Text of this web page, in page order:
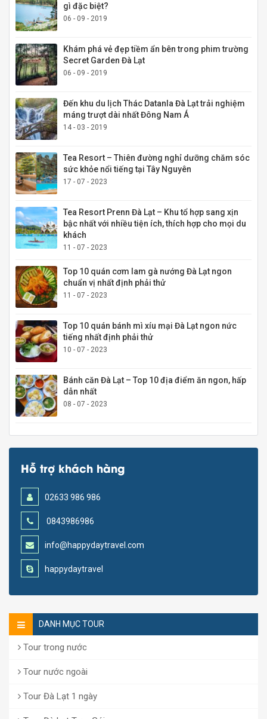
gì đặc biệt?
06 - 09 - 2019
Khám phá vẻ đẹp tiềm ẩn bên trong phim trường
Secret Garden Đà Lạt
06 - 09 - 2019
Đến khu du lịch Thác Datanla Đà Lạt trải nghiệm
máng trượt dài nhất Đông Nam Á
14 - 03 - 2019
Tea Resort – Thiên đường nghỉ dưỡng chăm sóc
sức khỏe nổi tiếng tại Tây Nguyên
17 - 07 - 2023
Tea Resort Prenn Đà Lạt – Khu tổ hợp sang xịn
bậc nhất với nhiều tiện ích, thích hợp cho mọi du
khách
11 - 07 - 2023
Top 10 quán cơm lam gà nướng Đà Lạt ngon
chuẩn vị nhất định phải thử
11 - 07 - 2023
Top 10 quán bánh mì xíu mại Đà Lạt ngon nức
tiếng nhất định phải thử
10 - 07 - 2023
Bánh căn Đà Lạt – Top 10 địa điểm ăn ngon, hấp
dẫn nhất
08 - 07 - 2023
Hỗ trợ khách hàng
02633 986 986
0843986986
info@happydaytravel.com
happydaytravel
DANH MỤC TOUR
Tour trong nước
Tour nước ngoài
Tour Đà Lạt 1 ngày